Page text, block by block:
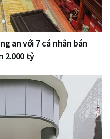
an với 7 cá nhân bán
2.000 tỷ